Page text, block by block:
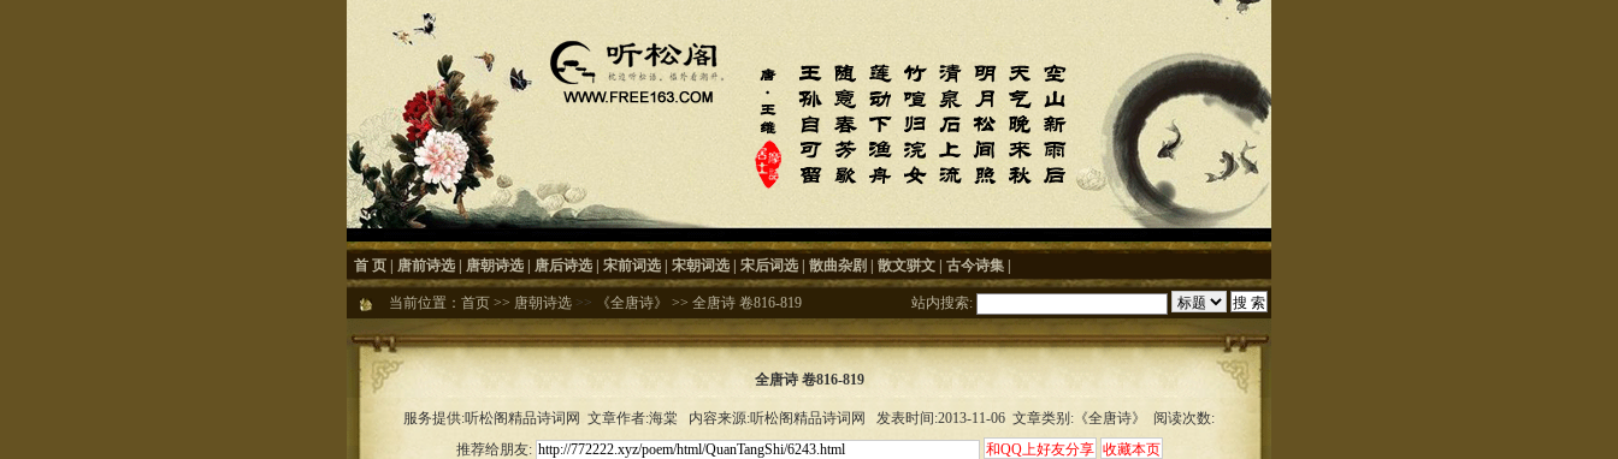
首 页 唐前诗选 唐朝诗选 唐后诗选 宋前词选 宋朝词选 宋后词选 散曲杂剧 散文骈文 古今诗集
当前位置： 首页 >> 唐朝诗选 >> 《全唐诗》 >> 全唐诗 卷816-819 站内搜索:
全唐诗 卷816-819
服务提供:听松阁精品诗词网 文章作者:海棠 内容来源:听松阁精品诗词网 发表时间:2013-11-06 文章类别:《全唐诗》 阅读次数:
推荐给朋友: